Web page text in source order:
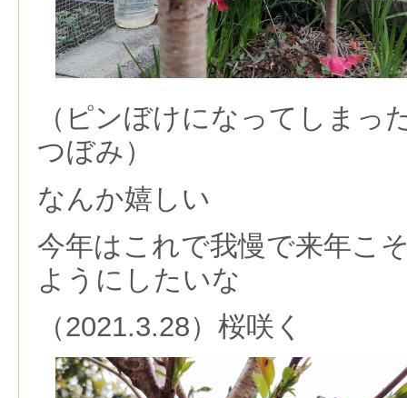
（ピンぼけになってしまっ
つぼみ）
なんか嬉しい
今年はこれで我慢で来年こ
ようにしたいな
（2021.3.28）桜咲く